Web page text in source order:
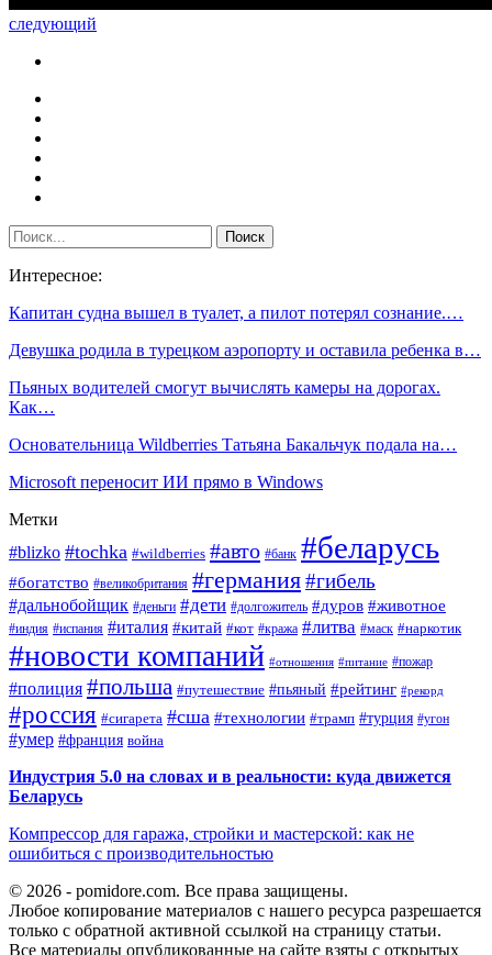
следующий
Интересное:
Капитан судна вышел в туалет, а пилот потерял сознание.…
Девушка родила в турецком аэропорту и оставила ребенка в…
Пьяных водителей смогут вычислять камеры на дорогах.
Как…
Основательница Wildberries Татьяна Бакальчук подала на…
Microsoft переносит ИИ прямо в Windows
Метки
#blizko #tochka #wildberries #авто #банк #беларусь
#богатство #великобритания #германия#гибель
#дальнобойщик #деньги #дети #долгожитель #дуров #животное
#индия #испания #италия #китай #кот #кража #литва #маск #наркотик
#новости компаний #отношения #питание #пожар
#полиция #польша #путешествие #пьяный #рейтинг #рекорд
#россия #сигарета #сша #технологии #трамп #турция #угон
#умер #франция война
Индустрия 5.0 на словах и в реальности: куда движется
Беларусь
Компрессор для гаража, стройки и мастерской: как не
ошибиться с производительностью
© 2026 - pomidore.com. Все права защищены.
Любое копирование материалов с нашего ресурса разрешается
только с обратной активной ссылкой на страницу статьи.
Все материалы опубликованные на сайте взяты с открытых